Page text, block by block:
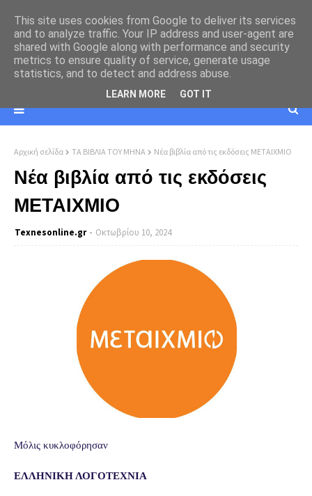
Αρχική σελίδα ΤΑ ΒΙΒΛΙΑ ΤΟΥ ΜΗΝΑ Νέα βιβλία από τις εκδόσεις ΜΕΤΑΙΧΜΙΟ
Νέα βιβλία από τις εκδόσεις
ΜΕΤΑΙΧΜΙΟ
Texnesοnline.gr Οκτωβρίου 10, 2024
Μόλις κυκλοφόρησαν
ΕΛΛΗΝΙΚΗ ΛΟΓΟΤΕΧΝΙΑ
This site uses cookies from Google to deliver its services
and to analyze traffic. Your IP address and user-agent are
shared with Google along with performance and security
metrics to ensure quality of service, generate usage
statistics, and to detect and address abuse.
LEARN MORE GOT IT